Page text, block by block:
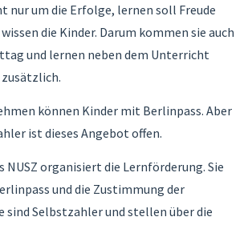
nur um die Erfolge, lernen soll Freude
die Kinder. Darum kommen sie auch
und lernen neben dem Unterricht
können Kinder mit Berlinpass. Aber
ist dieses Angebot offen.
NUSZ organisiert die Lernförderung. Sie
und die Zustimmung der
sind Selbstzahler und stellen über die